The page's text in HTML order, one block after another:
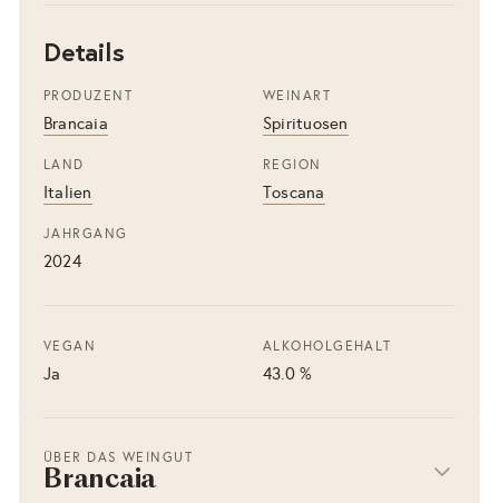
Details
PRODUZENT
Brancaia
WEINART
Spirituosen
LAND
Italien
REGION
Toscana
JAHRGANG
2024
VEGAN
Ja
ALKOHOLGEHALT
43.0 %
ÜBER DAS WEINGUT
Brancaia